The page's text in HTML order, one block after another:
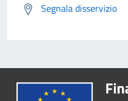
Segnala disservizio